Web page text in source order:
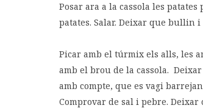
Posar ara a la cassola les
patates. Salar. Deixar que bullin i
Picar amb el túrmix els alls, les
amb el brou de la cassola.
amb compte, que es vagi
Comprovar de sal i pebre.